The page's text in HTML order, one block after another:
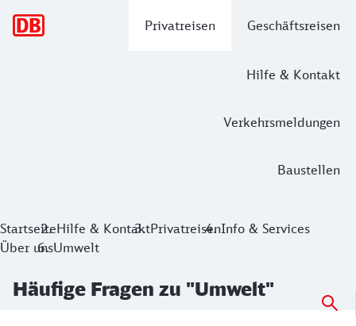
Privatreisen Geschäftsreisen
Hilfe & Kontakt
Verkehrsmeldungen
Baustellen
StartseiteHilfe & KontaktPrivatreisenInfo & Services
Über unsUmwelt
Häufige Fragen zu "Umwelt"